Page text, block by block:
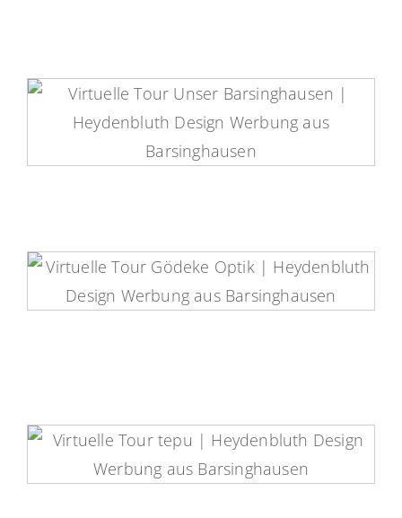
Unser Barsinghausen Virtuelle
Tour
Gödeke Optik Virtuelle Tour
Tepu Virtuelle Tour